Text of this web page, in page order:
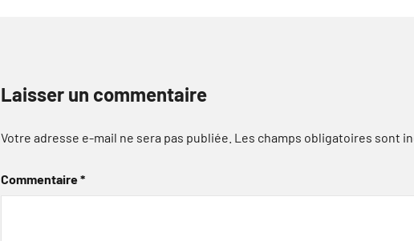
Laisser un commentaire
Votre adresse e-mail ne sera pas publiée. Les champs obligatoires sont
Commentaire*